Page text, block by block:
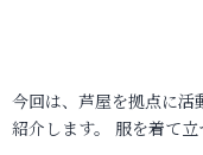
今回は、芦屋を拠点に活
紹介します。 服を着て